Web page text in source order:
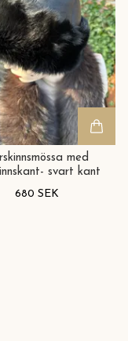
med
svart kant
680 SEK